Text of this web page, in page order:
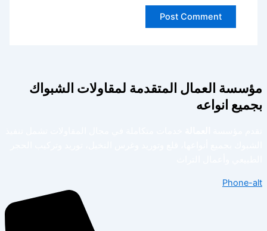
مؤسسة العمال المتقدمة لمقاولات الشبواك
بجميع انواعه
Phone-alt